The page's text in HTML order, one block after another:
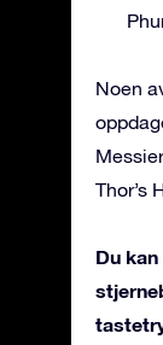
Noen
Thor’s
Du